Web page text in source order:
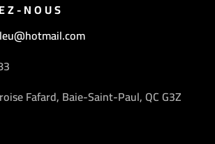
NOUS
Fafard, Baie-Saint-Paul, QC G3Z